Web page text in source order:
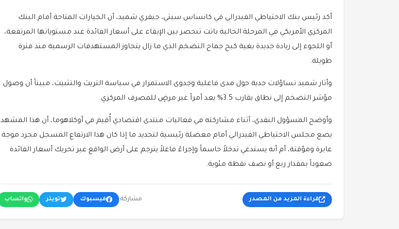
أكد رئيس بنك الاحتياطي الفيدرالي في كانساس سيتي، جيفري شميد، أن الخيارات المتاحة أمام البنك
المركزي الأمريكي في المرحلة الحالية باتت تنحصر بين الإبقاء على أسعار الفائدة عند مستوياتها المرتفعة،
أو اللجوء إلى زيادة جديدة بغية كبح جماح التضخم الذي ما زال يتجاوز المستهدفات الرسمية منذ فترة
طويلة.
وأثار شميد تساؤلات جدية حول مدى فاعلية وجدوى الاستمرار في سياسة التريث والتثبيت، مبيناً أن وصول
مؤشر التضخم إلى نطاق يقارب 3.5% يعد أمراً غير مرضٍ للمصرف المركزي.
وأوضح المسؤول النقدي، أثناء مشاركته في فعاليات منتدى اقتصادي أُقيم في أوكلاهوما، أن هذا المشهد
يضع مجلس الاحتياطي الفيدرالي أمام معضلة رئيسية لتحديد ما إذا كان هذا الارتفاع المسجل مجرد موجة
عابرة ومؤقتة، أم أنه يستدعي تدخلاً حاسماً وإجراءً فاعلاً يترجم على أرض الواقع عبر تحريك أسعار الفائدة
صعوداً بمقدار ربع أو نصف نقطة مئوية.
قراءة المزيد من المصدر مشاركة: فيسبوك تويتر واتساب